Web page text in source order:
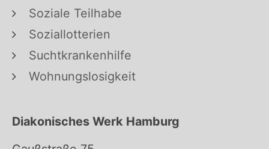
Soziale Teilhabe
Soziallotterien
Suchtkrankenhilfe
Wohnungslosigkeit
Diakonisches Werk Hamburg